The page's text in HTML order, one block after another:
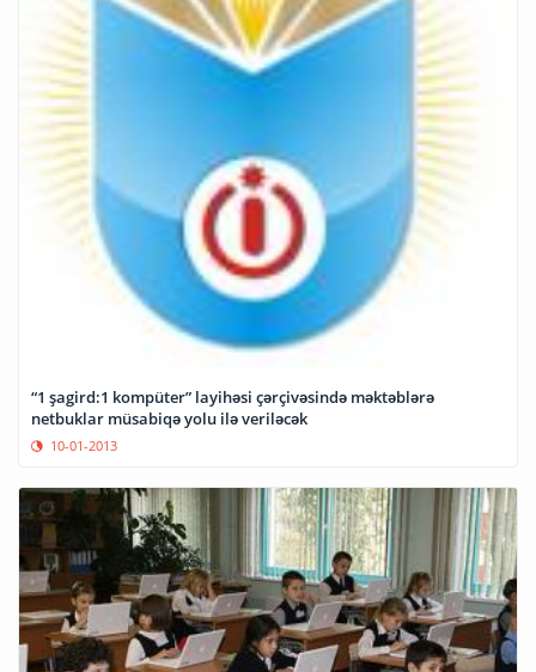
“1 şagird:1 kompüter” layihəsi çərçivəsində məktəblərə
netbuklar müsabiqə yolu ilə veriləcək
10-01-2013